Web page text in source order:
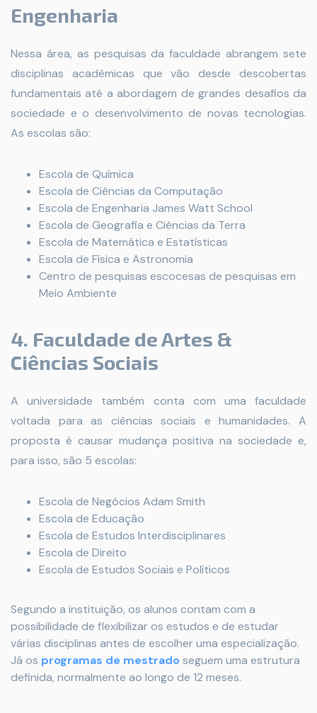
Engenharia
Nessa área, as pesquisas da faculdade abrangem sete
disciplinas acadêmicas que vão desde descobertas
fundamentais até a abordagem de grandes desafios da
sociedade e o desenvolvimento de novas tecnologias.
As escolas são:
Escola de Química
Escola de Ciências da Computação
Escola de Engenharia James Watt School
Escola de Geografia e Ciências da Terra
Escola de Matemática e Estatísticas
Escola de Física e Astronomia
Centro de pesquisas escocesas de pesquisas em
Meio Ambiente
4. Faculdade de Artes &
Ciências Sociais
A universidade também conta com uma faculdade
voltada para as ciências sociais e humanidades. A
proposta é causar mudança positiva na sociedade e,
para isso, são 5 escolas:
Escola de Negócios Adam Smith
Escola de Educação
Escola de Estudos Interdisciplinares
Escola de Direito
Escola de Estudos Sociais e Políticos
Segundo a instituição, os alunos contam com a
possibilidade de flexibilizar os estudos e de estudar
várias disciplinas antes de escolher uma especialização.
Já os programas de mestrado seguem uma estrutura
definida, normalmente ao longo de 12 meses.